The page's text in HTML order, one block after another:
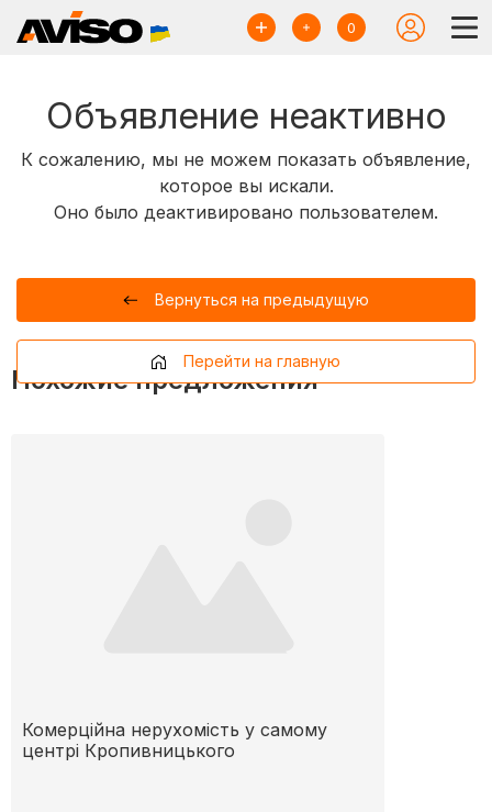
0
Объявление неактивно
К сожалению, мы не можем показать объявление,
которое вы искали.
Оно было деактивировано пользователем.
Вернуться на предыдущую
Перейти на главную
Похожие предложения
Комерційна нерухомість у самому
центрі Кропивницького